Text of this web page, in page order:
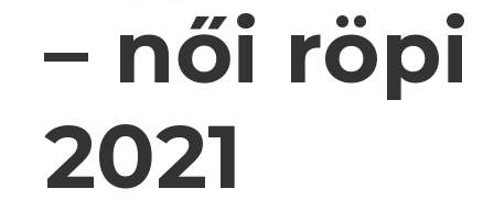
– női röpi
2021